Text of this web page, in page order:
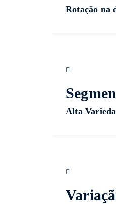
Rotação na
Alta